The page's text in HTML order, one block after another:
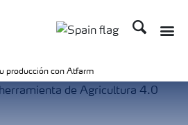
Buscar
producción con Atfarm